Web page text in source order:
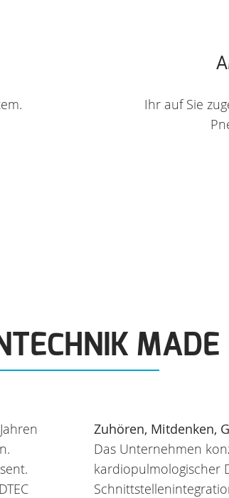
Ihr auf Sie
MADE
Zuhören, Mitdenken,
Das Unternehmen
kardiopulmologischer